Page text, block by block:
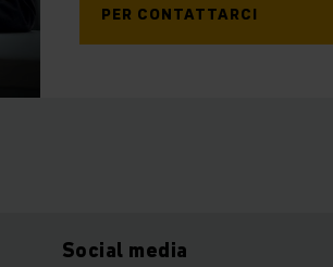
PER CONTATTARCI
Social media